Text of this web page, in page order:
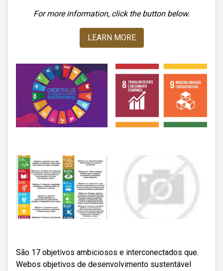
For more information, click the button below.
LEARN MORE
São 17 objetivos ambiciosos e interconectados que.
Webos objetivos de desenvolvimento sustentável